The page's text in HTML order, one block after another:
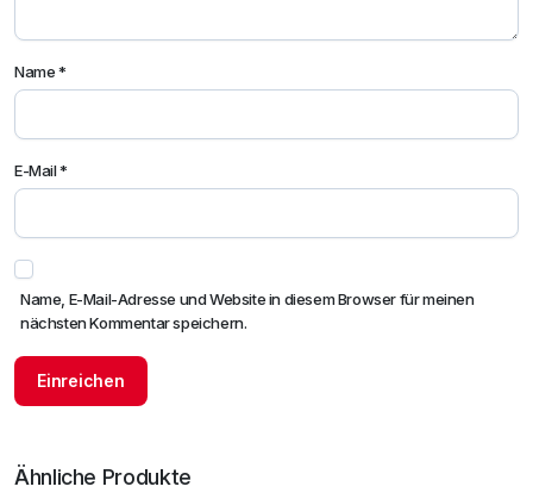
Name*
E-Mail*
Name, E-Mail-Adresse und Website in diesem Browser für meinen
nächsten Kommentar speichern.
Ähnliche Produkte